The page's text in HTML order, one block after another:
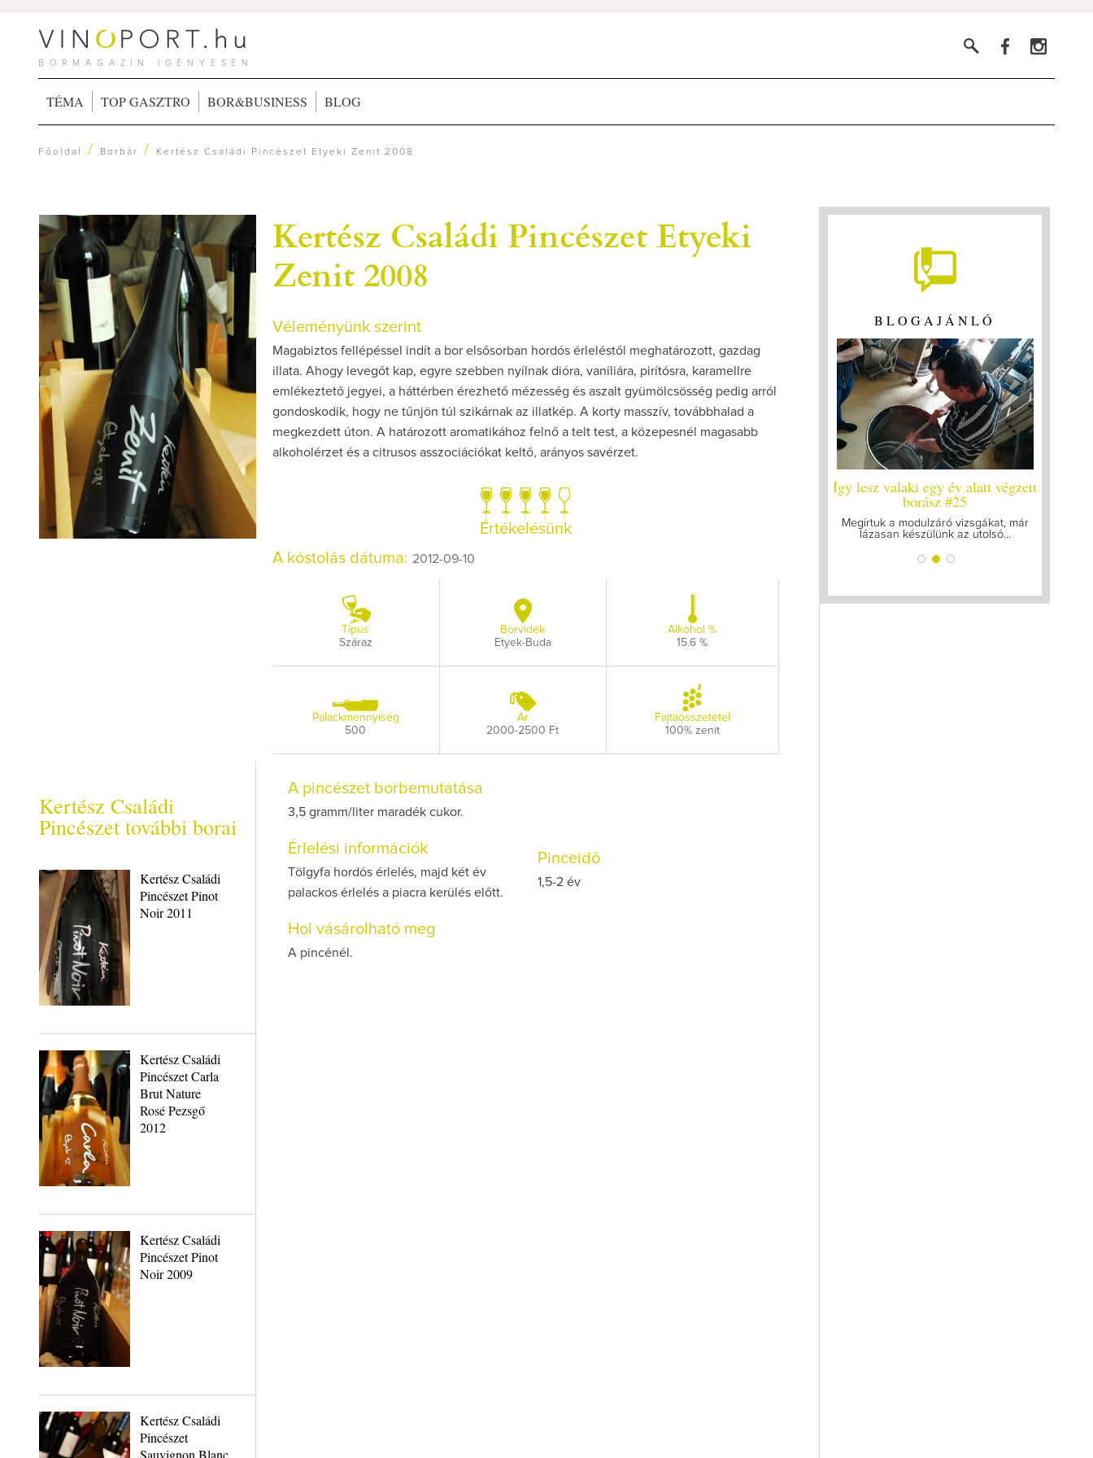
BORMAGAZIN IGÉNYESEN
TÉMA TOP GASZTRO BOR&BUSINESS BLOG
Főoldal / Borbár / Kertész Családi Pincészet Etyeki Zenit 2008
Kertész Családi Pincészet Etyeki
Zenit 2008
Véleményünk szerint
Magabiztos fellépéssel indít a bor elsősorban hordós érleléstől meghatározott, gazdag
illata. Ahogy levegőt kap, egyre szebben nyílnak dióra, vaníliára, pirítósra, karamellre
emlékeztető jegyei, a háttérben érezhető mézesség és aszalt gyümölcsösség pedig arról
gondoskodik, hogy ne tűnjön túl szikárnak az illatkép. A korty masszív, továbbhalad a
megkezdett úton. A határozott aromatikához felnő a telt test, a közepesnél magasabb
alkoholérzet és a citrusos asszociációkat keltő, arányos savérzet.
Értékelésünk
A kóstolás dátuma: 2012-09-10
Típus
Száraz
Borvidék
Etyek-Buda
Alkohol %
15.6 %
Palackmennyiség
500
Ár
2000-2500 Ft
Fajtaösszetétel
100% zenit
Kertész Családi
Pincészet további borai
Kertész Családi
Pincészet Pinot
Noir 2011
Kertész Családi
Pincészet Carla
Brut Nature
Rosé Pezsgő
2012
Kertész Családi
Pincészet Pinot
Noir 2009
Kertész Családi
Pincészet
Sauvignon Blanc
A pincészet borbemutatása
3,5 gramm/liter maradék cukor.
Érlelési információk
Tölgyfa hordós érlelés, majd két év
palackos érlelés a piacra kerülés előtt.
Pinceidő
1,5-2 év
Hol vásárolható meg
A pincénél.
BLOGAJÁNLÓ
Így lesz valaki egy év alatt végzett
borász #25
Megírtuk a modulzáró vizsgákat, már
lázasan készülünk az utolsó...